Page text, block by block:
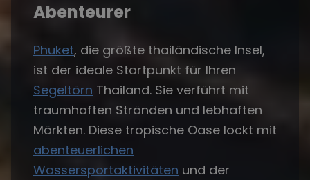
Abenteurer
Phuket, die größte thailändische Insel,
ist der ideale Startpunkt für Ihren
Segeltörn Thailand. Sie verführt mit
traumhaften Stränden und lebhaften
Märkten. Diese tropische Oase lockt mit
abenteuerlichen
Wassersportaktivitäten und der